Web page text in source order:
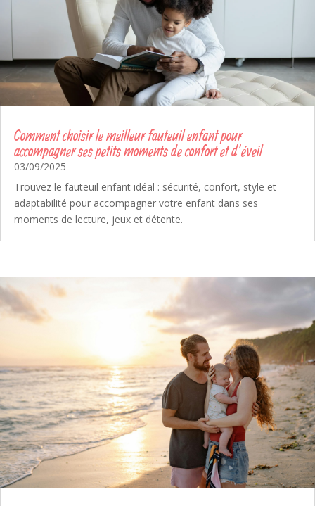
Comment choisir le meilleur fauteuil enfant pour
accompagner ses petits moments de confort et d’éveil
03/09/2025
Trouvez le fauteuil enfant idéal : sécurité, confort, style et
adaptabilité pour accompagner votre enfant dans ses
moments de lecture, jeux et détente.